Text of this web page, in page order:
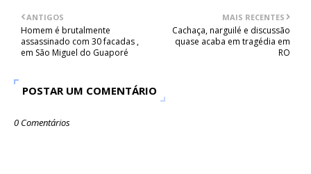
MAIS RECENTES
Cachaça, narguilé e discussão
quase acaba em tragédia em
RO
ANTIGOS
Homem é brutalmente
assassinado com 30 facadas ,
em São Miguel do Guaporé
POSTAR UM COMENTÁRIO
0 Comentários